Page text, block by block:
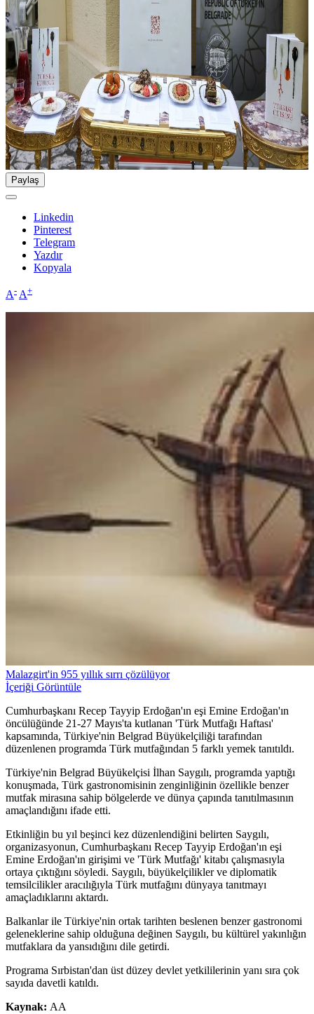
Paylaş
Linkedin
Pinterest
Telegram
Yazdır
Kopyala
A- A+
Malazgirt'in 955 yıllık sırrı çözülüyor
İçeriği Görüntüle
Cumhurbaşkanı Recep Tayyip Erdoğan'ın eşi Emine Erdoğan'ın
öncülüğünde 21-27 Mayıs'ta kutlanan 'Türk Mutfağı Haftası'
kapsamında, Türkiye'nin Belgrad Büyükelçiliği tarafından
düzenlenen programda Türk mutfağından 5 farklı yemek tanıtıldı.
Türkiye'nin Belgrad Büyükelçisi İlhan Saygılı, programda yaptığı
konuşmada, Türk gastronomisinin zenginliğinin özellikle benzer
mutfak mirasına sahip bölgelerde ve dünya çapında tanıtılmasının
amaçlandığını ifade etti.
Etkinliğin bu yıl beşinci kez düzenlendiğini belirten Saygılı,
organizasyonun, Cumhurbaşkanı Recep Tayyip Erdoğan'ın eşi
Emine Erdoğan'ın girişimi ve 'Türk Mutfağı' kitabı çalışmasıyla
ortaya çıktığını söyledi. Saygılı, büyükelçilikler ve diplomatik
temsilcilikler aracılığıyla Türk mutfağını dünyaya tanıtmayı
amaçladıklarını aktardı.
Balkanlar ile Türkiye'nin ortak tarihten beslenen benzer gastronomi
geleneklerine sahip olduğuna değinen Saygılı, bu kültürel yakınlığın
mutfaklara da yansıdığını dile getirdi.
Programa Sırbistan'dan üst düzey devlet yetkililerinin yanı sıra çok
sayıda davetli katıldı.
Kaynak: AA